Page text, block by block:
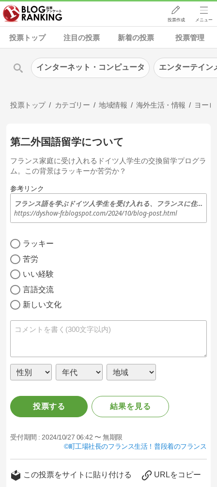
投票作成 メニュー
投票トップ 注目の投票 新着の投票 投票管理
投票トップ カテゴリー 地域情報 海外生活・情報 ヨー
第二外国語留学について
フランス家庭に受け入れるドイツ人学生の交換留学プログラ
ム。この背景はラッキーか苦労か？
参考リンク
フランス語を学ぶドイツ人学生を受け入れる、フランスに住む日本人家庭
https://dyshow-fr.blogspot.com/2024/10/blog-post.html
ラッキー
苦労
いい経験
言語交流
新しい文化
投票する 結果を見る
受付期間 : 2024/10/27 06:42 〜 無期限
町工場社長のフランス生活！普段着のフランス
この投票をサイトに貼り付ける URLをコピー
インターネット・コンピュータ エンターテイン